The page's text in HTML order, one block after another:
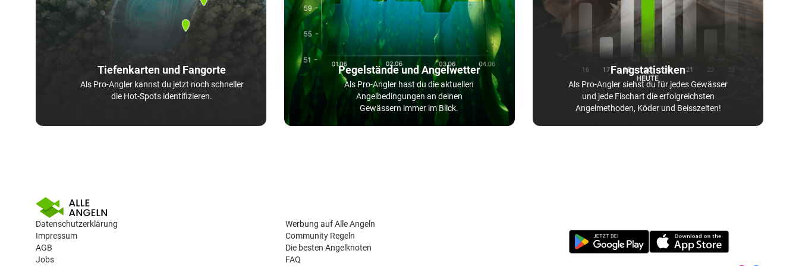
Tiefenkarten und Fangorte
Als Pro-Angler kannst du jetzt noch schneller
die Hot-Spots identifizieren.
Pegelstände und Angelwetter
Als Pro-Angler hast du die aktuellen
Angelbedingungen an deinen
Gewässern immer im Blick.
Fangstatistiken
Als Pro-Angler siehst du für jedes Gewässer
und jede Fischart die erfolgreichsten
Angelmethoden, Köder und Beisszeiten!
Datenschutzerklärung
Impressum
AGB
Jobs
Werbung auf Alle Angeln
Community Regeln
Die besten Angelknoten
FAQ